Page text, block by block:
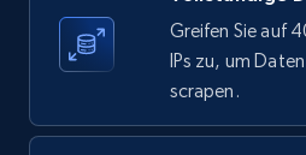
11.3K+ 1.5K+
Greifen Sie auf
IPs zu, um
scrapen.